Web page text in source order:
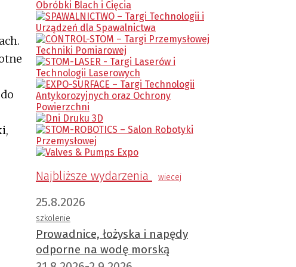
Najbliższe wydarzenia wiecej
25.8.2026
szkolenie
Prowadnice, łożyska i napędy
odporne na wodę morską